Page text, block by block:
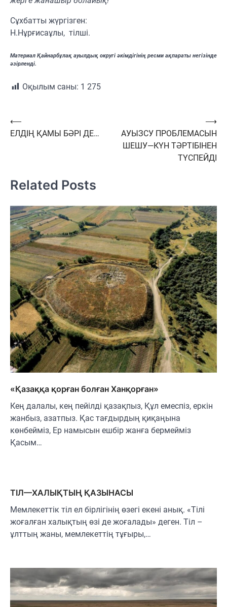
Сұхбатты жүргізген:
Н.Нұрғисаұлы, тілші.
Материал Қайнарбұлақ ауылдық округі әкімдігінің ресми ақпараты негізінде
әзірленді.
Оқылым саны: 1 275
Навигация
по
⟵
ЕЛДІҢ ҚАМЫ БӘРІ ДЕ…
АУЫЗСУ ПРОБЛЕМАСЫН
ШЕШУ—КҮН ТӘРТІБІНЕН
ТҮСПЕЙДІ
⟶
Related Posts
«Қазаққа қорған болған Ханқорған»
Кең далалы, кең пейілді қазақпыз, Құл емеспіз, еркін
жанбыз, азатпыз. Қас тағдырдың қиқаңына
көнбейміз, Ер намысын ешбір жанға бермейміз
Қасым…
ТІЛ—ХАЛЫҚТЫҢ ҚАЗЫНАСЫ
Мемлекеттік тіл ел бірлігінің өзегі екені анық. «Тілі
жоғалған халықтың өзі де жоғалады» деген. Тіл –
ұлттың жаны, мемлекеттің тұғыры,…